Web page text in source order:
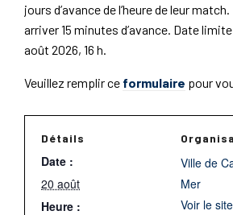
jours d’avance de l’heure de leur
arriver 15 minutes d’avance. Date
août 2026, 16 h.
Veuillez remplir ce formulaire pour
Détails
Date :
20 août
Heure :
Ville de
Mer
Voir le site